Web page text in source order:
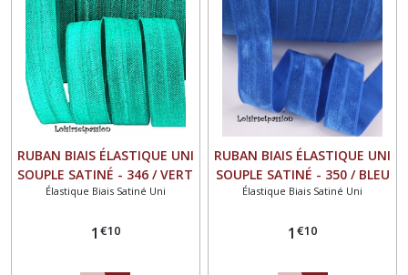
RUBAN BIAIS ÉLASTIQUE UNI
SOUPLE SATINÉ - 346 / VERT
JADE ** 16 mm ** FOE
mètre
Élastique Biais Satiné Uni
1 €10
RUBAN BIAIS ÉLASTIQUE UNI
SOUPLE SATINÉ - 350 / BLEU
ROI ** 16 mm ** FOE OEKO-
Élastique Biais Satiné Uni
1 €10